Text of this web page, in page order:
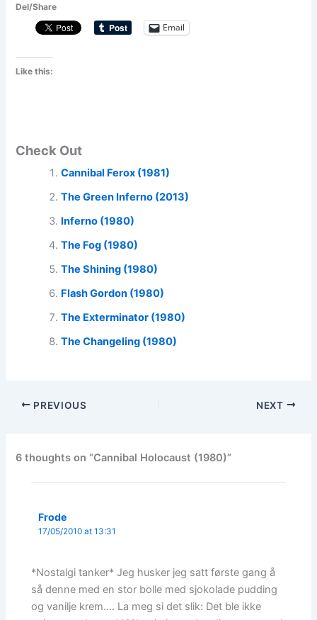
Del/Share
Email
Like this:
Check Out
Cannibal Ferox (1981)
The Green Inferno (2013)
Inferno (1980)
The Fog (1980)
The Shining (1980)
Flash Gordon (1980)
The Exterminator (1980)
The Changeling (1980)
PREVIOUS NEXT
6 thoughts on “Cannibal Holocaust (1980)”
Frode
17/05/2010 at 13:31
*Nostalgi tanker* Jeg husker jeg satt første gang å
så denne med en stor bolle med sjokolade pudding
og vanilje krem…. La meg si det slik: Det ble ikke